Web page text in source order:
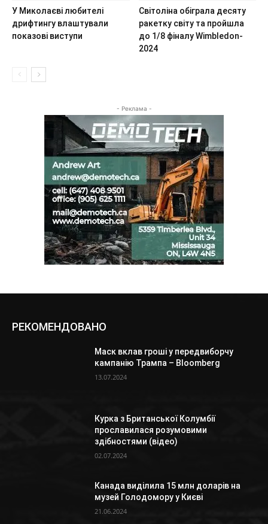
У Миколаєві любителі
дрифтингу влаштували
показові виступи
Світоліна обіграла десяту
ракетку світу та пройшла
до 1/8 фіналу Wimbledon-
2024
- Реклама -
РЕКОМЕНДОВАНО
Маск вклав гроші у передвиборчу
кампанію Трампа – Bloomberg
13.07.2024
Курка з Британської Колумбії
прославилася розумовими
здібностями (відео)
02.07.2024
Канада виділила 15 млн доларів на
музей Голодомору у Києві
21.06.2024